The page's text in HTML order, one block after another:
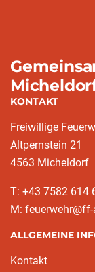
KONTAKT
Freiwillige
Altpernstein 21
4563 Micheldorf
T: +43 7582 614
M:
ALLGEMEINE
Kontakt